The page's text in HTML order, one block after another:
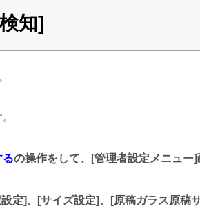
知
るの操作をして、 管理者設定メニュー
定 、 サイズ設定 、 原稿ガラス原稿